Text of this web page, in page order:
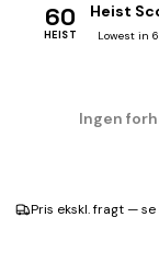
60
HEIST
Heist
Lowest in
Ingen
Pris ekskl. fragt —